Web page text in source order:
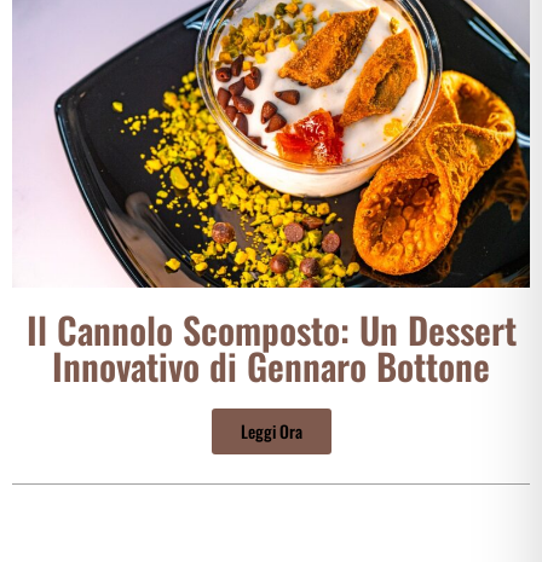
Il Cannolo Scomposto: Un Dessert
Innovativo di Gennaro Bottone
Leggi Ora